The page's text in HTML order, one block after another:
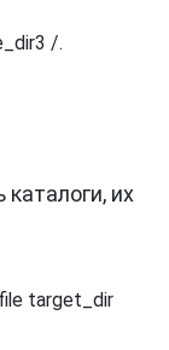
/.
их
target_dir